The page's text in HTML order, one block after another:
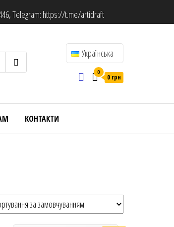
, Telegram: https://t.me/artidraft
Українська
0
0 грн
КОНТАКТИ